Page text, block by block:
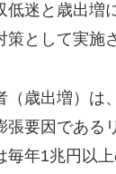
低迷と歳出増
策として実施
（歳出増）は
張要因である
毎年1兆円以